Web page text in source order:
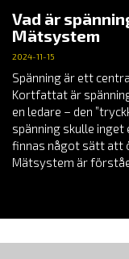
Vad är
Mätsystem
2024-11-15
Spänning är ett
Kortfattat är
en ledare – den
spänning skulle
finnas något sätt att
Mätsystem är